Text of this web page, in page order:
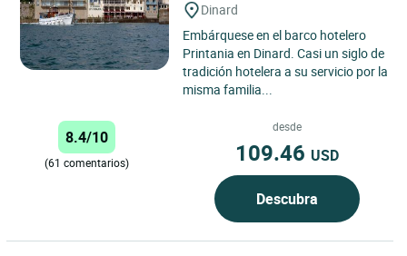
Dinard
Embárquese en el barco hotelero
Printania en Dinard. Casi un siglo de
tradición hotelera a su servicio por la
misma familia...
8.4/10
(61 comentarios)
desde
109.46 USD
Descubra